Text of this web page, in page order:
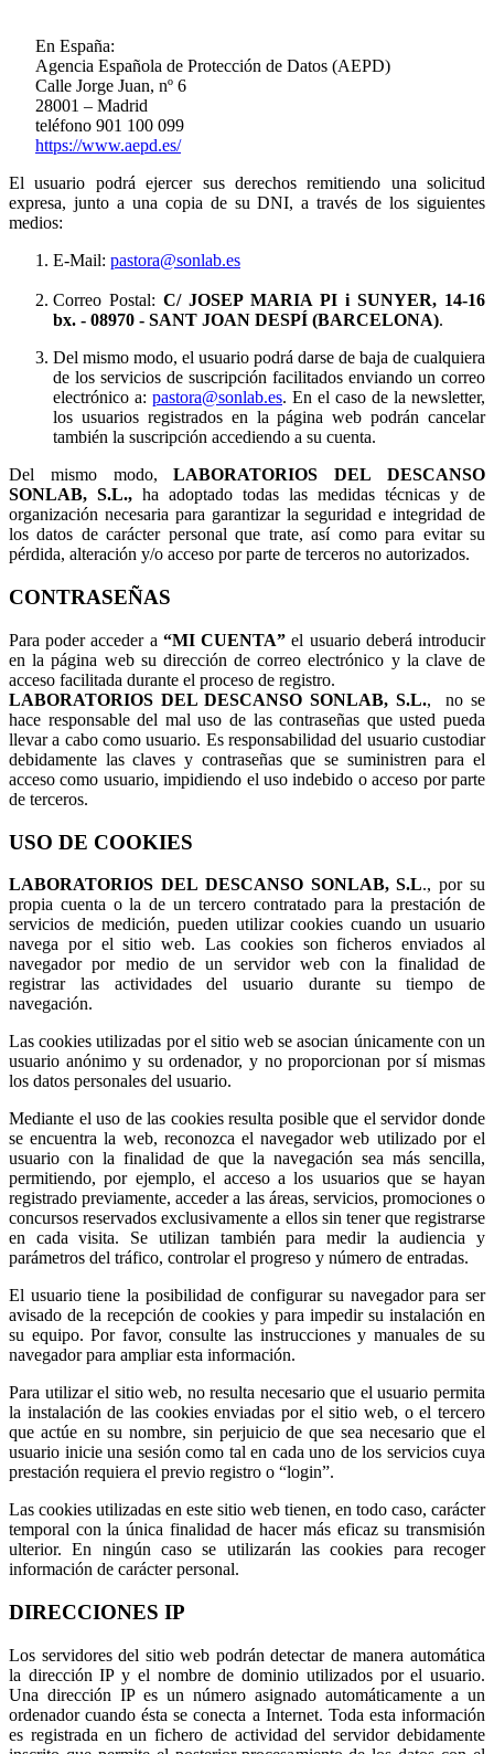
En España:
Agencia Española de Protección de Datos (AEPD)
Calle Jorge Juan, nº 6
28001 – Madrid
teléfono 901 100 099
https://www.aepd.es/
El usuario podrá ejercer sus derechos remitiendo una solicitud
expresa, junto a una copia de su DNI, a través de los siguientes
medios:
E-Mail: pastora@sonlab.es
Correo Postal: C/ JOSEP MARIA PI i SUNYER, 14-16
bx. - 08970 - SANT JOAN DESPÍ (BARCELONA).
Del mismo modo, el usuario podrá darse de baja de cualquiera
de los servicios de suscripción facilitados enviando un correo
electrónico a: pastora@sonlab.es. En el caso de la newsletter,
los usuarios registrados en la página web podrán cancelar
también la suscripción accediendo a su cuenta.
Del mismo modo,LABORATORIOS DEL DESCANSO
SONLAB, S.L., ha adoptado todas las medidas técnicas y de
organización necesaria para garantizar la seguridad e integridad de
los datos de carácter personal que trate, así como para evitar su
pérdida, alteración y/o acceso por parte de terceros no autorizados.
CONTRASEÑAS
Para poder acceder a “MI CUENTA” el usuario deberá introducir
en la página web su dirección de correo electrónico y la clave de
acceso facilitada durante el proceso de registro.
LABORATORIOS DEL DESCANSO SONLAB, S.L., no se
hace responsable del mal uso de las contraseñas que usted pueda
llevar a cabo como usuario. Es responsabilidad del usuario custodiar
debidamente las claves y contraseñas que se suministren para el
acceso como usuario, impidiendo el uso indebido o acceso por parte
de terceros.
USO DE COOKIES
LABORATORIOS DEL DESCANSO SONLAB, S.L., por su
propia cuenta o la de un tercero contratado para la prestación de
servicios de medición, pueden utilizar cookies cuando un usuario
navega por el sitio web. Las cookies son ficheros enviados al
navegador por medio de un servidor web con la finalidad de
registrar las actividades del usuario durante su tiempo de
navegación.
Las cookies utilizadas por el sitio web se asocian únicamente con un
usuario anónimo y su ordenador, y no proporcionan por sí mismas
los datos personales del usuario.
Mediante el uso de las cookies resulta posible que el servidor donde
se encuentra la web, reconozca el navegador web utilizado por el
usuario con la finalidad de que la navegación sea más sencilla,
permitiendo, por ejemplo, el acceso a los usuarios que se hayan
registrado previamente, acceder a las áreas, servicios, promociones o
concursos reservados exclusivamente a ellos sin tener que registrarse
en cada visita. Se utilizan también para medir la audiencia y
parámetros del tráfico, controlar el progreso y número de entradas.
El usuario tiene la posibilidad de configurar su navegador para ser
avisado de la recepción de cookies y para impedir su instalación en
su equipo. Por favor, consulte las instrucciones y manuales de su
navegador para ampliar esta información.
Para utilizar el sitio web, no resulta necesario que el usuario permita
la instalación de las cookies enviadas por el sitio web, o el tercero
que actúe en su nombre, sin perjuicio de que sea necesario que el
usuario inicie una sesión como tal en cada uno de los servicios cuya
prestación requiera el previo registro o “login”.
Las cookies utilizadas en este sitio web tienen, en todo caso, carácter
temporal con la única finalidad de hacer más eficaz su transmisión
ulterior. En ningún caso se utilizarán las cookies para recoger
información de carácter personal.
DIRECCIONES IP
Los servidores del sitio web podrán detectar de manera automática
la dirección IP y el nombre de dominio utilizados por el usuario.
Una dirección IP es un número asignado automáticamente a un
ordenador cuando ésta se conecta a Internet. Toda esta información
es registrada en un fichero de actividad del servidor debidamente